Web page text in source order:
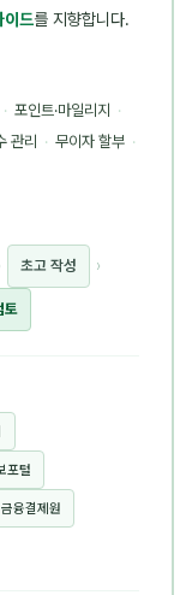
이드를 지향합니다.
· 포인트·마일리지 ·
관리 · 무이자 할부 ·
초고 작성 ›
토
포털
금융결제원